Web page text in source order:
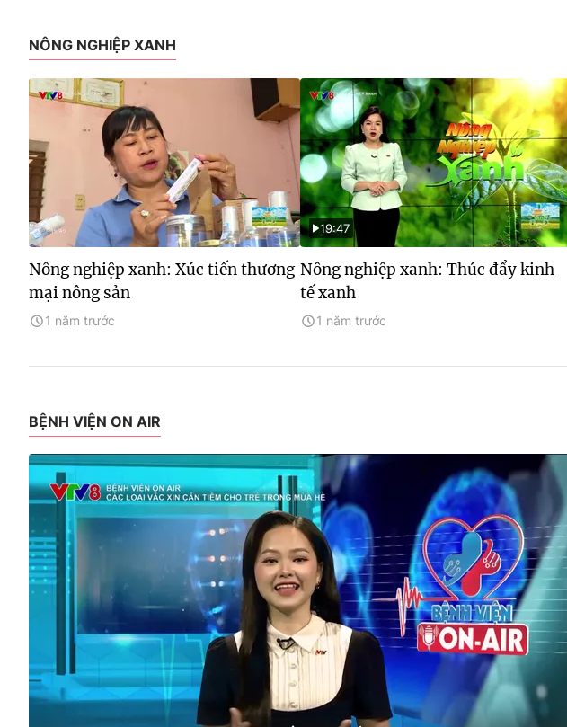
NÔNG NGHIỆP XANH
Nông nghiệp xanh: Xúc tiến thương
mại nông sản
1 năm trước
19:47
Nông nghiệp xanh: Thúc đẩy kinh
tế xanh
1 năm trước
BỆNH VIỆN ON AIR